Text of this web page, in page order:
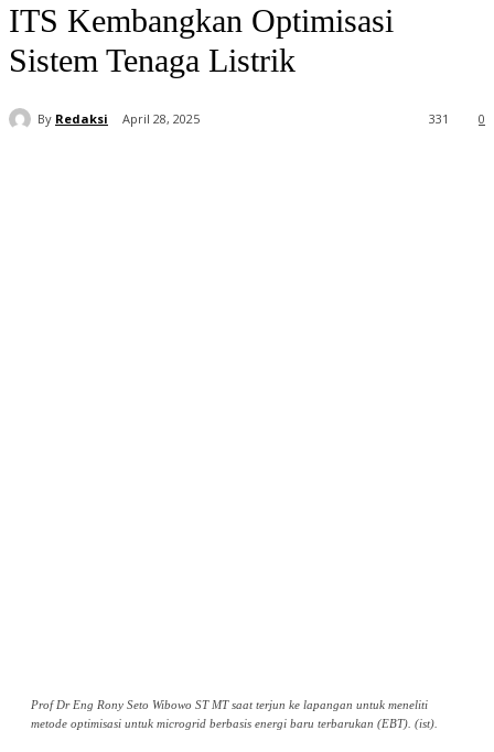
ITS Kembangkan Optimisasi
Sistem Tenaga Listrik
By Redaksi April 28, 2025 0
331
Prof Dr Eng Rony Seto Wibowo ST MT saat terjun ke lapangan untuk meneliti
metode optimisasi untuk microgrid berbasis energi baru terbarukan (EBT). (ist).